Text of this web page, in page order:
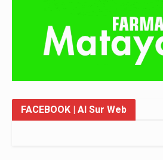
FACEBOOK | Al Sur Web